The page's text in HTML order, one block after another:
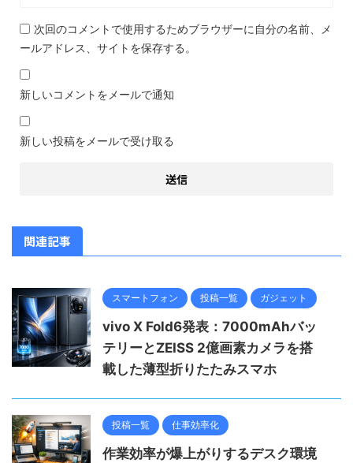
次回のコメントで使用するためブラウザーに自分の名前、メ
ールアドレス、サイトを保存する。
新しいコメントをメールで通知
新しい投稿をメールで受け取る
関連記事
スマートフォン 投稿一覧 ガジェット
vivo X Fold6発表：7000mAhバッ
テリーとZEISS 2億画素カメラを搭
載した薄型折りたたみスマホ
投稿一覧 仕事効率化
作業効率が爆上がりするデスク環境